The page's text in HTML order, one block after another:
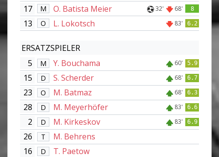
17 M O. Batista Meier 32' 68' 8
13 O L. Lokotsch 83' 6.2
ERSATZSPIELER
5
M Y. Bouchama 60' 5.9
15 D S. Scherder 68' 6.7
23 O M. Batmaz 68' 6.3
28 D M. Meyerhöfer 83' 6.6
2 D M. Kirkeskov 83' 6.9
26 T
M. Behrens
16
D
T. Paetow